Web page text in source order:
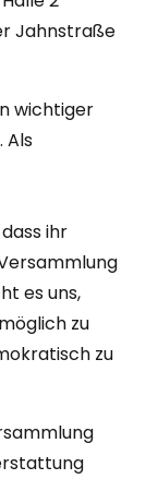
Jahnstraße
wichtiger
Als
ihr
es uns,
zu
zu